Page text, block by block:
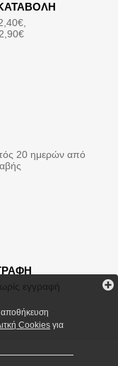
20 ημερών από
εγγραφή
αποθήκευση
Cookies για